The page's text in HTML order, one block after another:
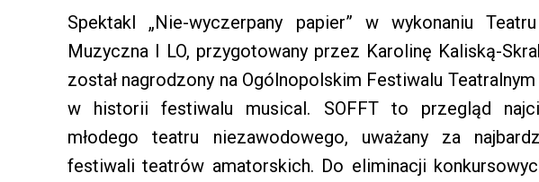
Spektakl „Nie-wyczerpany papier” w wykonaniu
Muzyczna I LO, przygotowany przez Karolinę Kaliską-
został nagrodzony na Ogólnopolskim Festiwalu Teatralnym
w historii festiwalu musical. SOFFT to przegląd
młodego teatru niezawodowego, uważany za
festiwali teatrów amatorskich. Do eliminacji